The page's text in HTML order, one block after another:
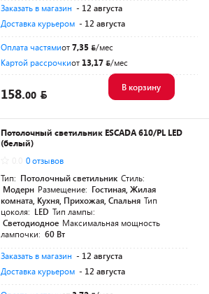
Заказать в магазин - 12 августа
Доставка курьером - 12 августа
Оплата частямиот7,35
/мес
Картой рассрочкиот 13,17 /мес
158.00
В корзину
Потолочный светильник ESCADA 610/PL LED
(белый)
0 отзывов
Тип: Потолочный светильник Стиль:
Модерн Размещение: Гостиная, Жилая
комната, Кухня, Прихожая, Спальня Тип
цоколя: LED Тип лампы:
Светодиодное Максимальная мощность
лампочки: 60 Вт
Заказать в магазин - 12 августа
Доставка курьером - 12 августа